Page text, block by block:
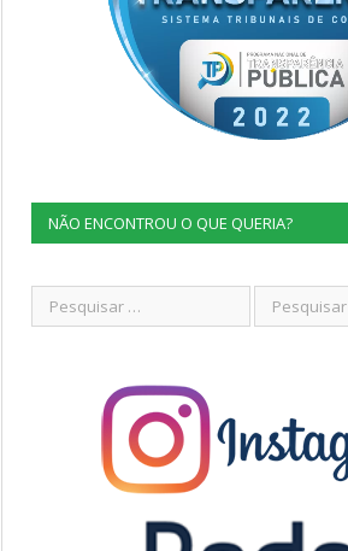
NÃO ENCONTROU O QUE QUERIA?